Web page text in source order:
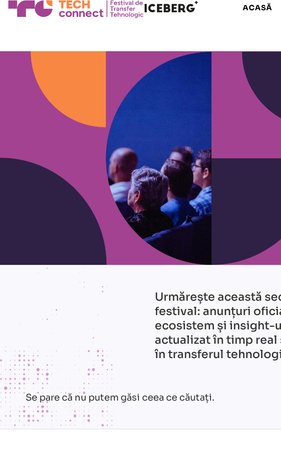
ACASĂ
Urmărește această
festival: anunțuri
ecosistem și insight-
actualizat în timp real
în transferul
Se pare că nu putem găsi ceea ce căutați.